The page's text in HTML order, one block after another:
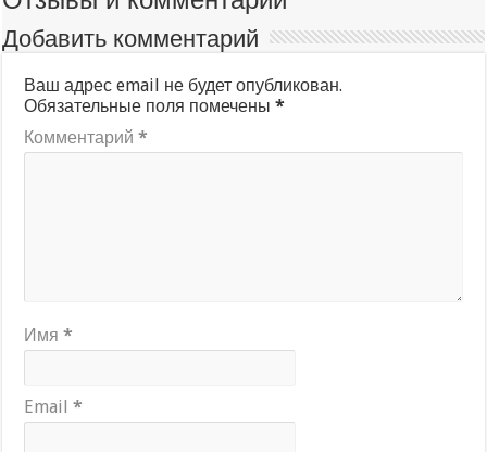
Добавить комментарий
Ваш адрес email не будет опубликован.
Обязательные поля помечены*
Комментарий*
Имя*
Email*